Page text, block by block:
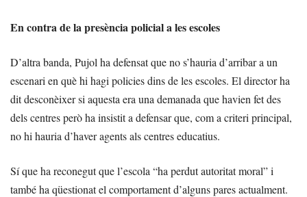
En contra de la presència policial a les escoles
D’altra banda, Pujol ha defensat que no s’hauria d’arribar a un
escenari en què hi hagi policies dins de les escoles. El director ha
dit desconèixer si aquesta era una demanada que havien fet des
dels centres però ha insistit a defensar que, com a criteri principal,
no hi hauria d’haver agents als centres educatius.
Sí que ha reconegut que l’escola “ha perdut autoritat moral” i
també ha qüestionat el comportament d’alguns pares actualment.